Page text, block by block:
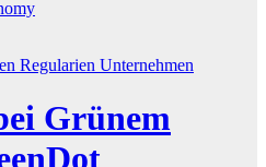
Regularien Unternehmen
Grünem